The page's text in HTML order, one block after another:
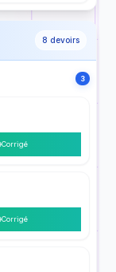
8 devoirs
3
Corrigé
Corrigé